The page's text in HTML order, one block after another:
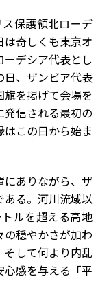
保護領北ローデ
奇しくも東京オ
デシア代表とし
日、ザンビア代表
を掲げて会場を
信される最初の
この日から始ま
ありながら、ザ
ある。河川流域以
ルを超える高地
穏やかさが加わ
そして何より内乱
感を与える「平